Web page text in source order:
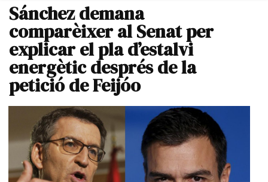
Sánchez demana
comparèixer al Senat per
explicar el pla d’estalvi
energètic després de la
petició de Feijóo